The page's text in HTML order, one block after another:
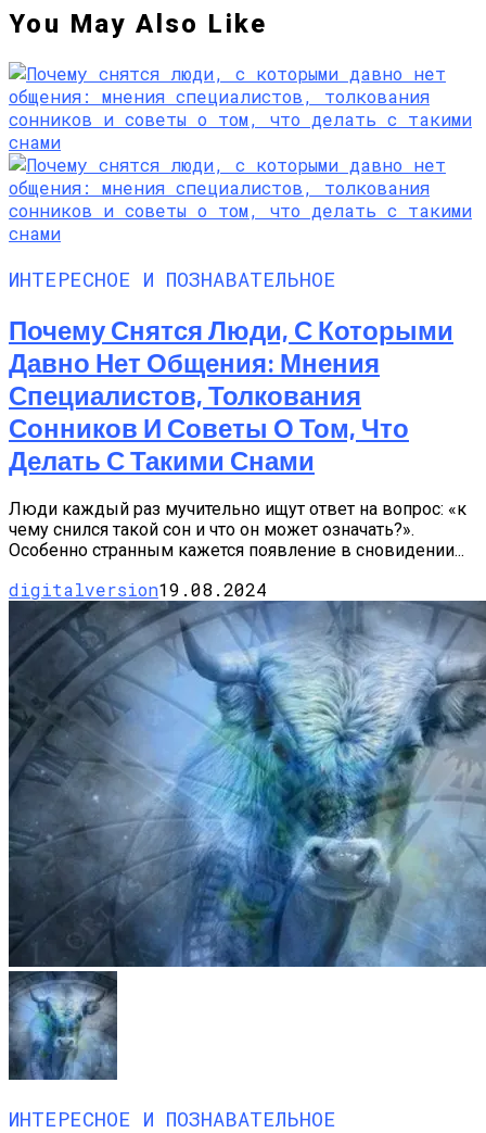
You May Also Like
ИНТЕРЕСНОЕ И ПОЗНАВАТЕЛЬНОЕ
Почему Снятся Люди, С Которыми
Давно Нет Общения: Мнения
Специалистов, Толкования
Сонников И Советы О Том, Что
Делать С Такими Снами
Люди каждый раз мучительно ищут ответ на вопрос: «к
чему снился такой сон и что он может означать?».
Особенно странным кажется появление в сновидении...
digitalversion19.08.2024
ИНТЕРЕСНОЕ И ПОЗНАВАТЕЛЬНОЕ